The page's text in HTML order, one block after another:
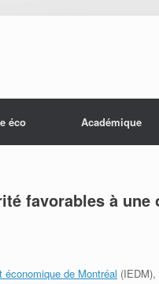
éco Académique
favorables à une
économique de Montréal